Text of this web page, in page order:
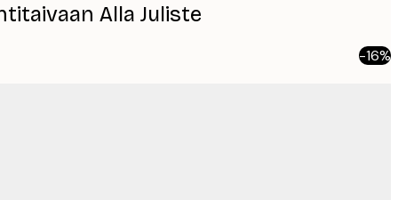
Alla Juliste
-16%